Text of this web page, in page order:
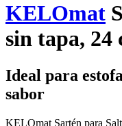
KELOmat
sin tapa, 24
Ideal para
sabor
KELOmat Sartén para